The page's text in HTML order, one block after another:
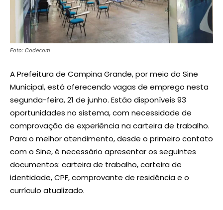
Foto: Codecom
A Prefeitura de Campina Grande, por meio do Sine
Municipal, está oferecendo vagas de emprego nesta
segunda-feira, 21 de junho. Estão disponíveis 93
oportunidades no sistema, com necessidade de
comprovação de experiência na carteira de trabalho.
Para o melhor atendimento, desde o primeiro contato
com o Sine, é necessário apresentar os seguintes
documentos: carteira de trabalho, carteira de
identidade, CPF, comprovante de residência e o
currículo atualizado.